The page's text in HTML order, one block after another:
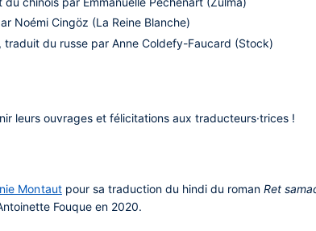
Noémi Cingöz (La Reine Blanche)
traduit du russe par Anne Coldefy-Faucard (Stock)
leurs ouvrages et félicitations aux traducteurs·trices !
Montautpour sa traduction du hindi du roman Ret
Fouque en 2020.